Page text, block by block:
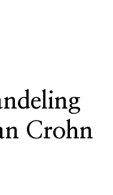
Crohn